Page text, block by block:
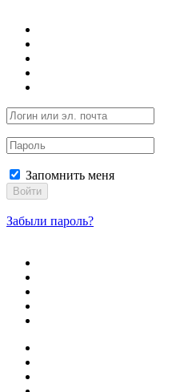
Запомнить меня
Войти
Забыли пароль?